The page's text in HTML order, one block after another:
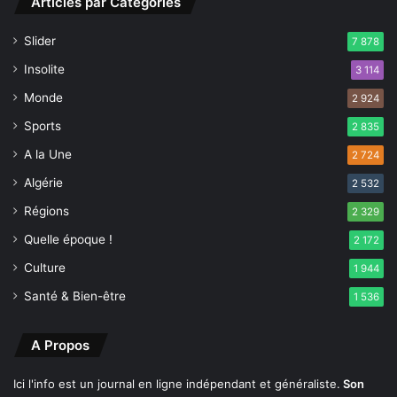
Slider 7 878
Insolite 3 114
Monde 2 924
Sports 2 835
A la Une 2 724
Algérie 2 532
Régions 2 329
Quelle époque ! 2 172
Culture 1 944
Santé & Bien-être 1 536
A Propos
Ici l'info est un journal en ligne indépendant et généraliste. Son